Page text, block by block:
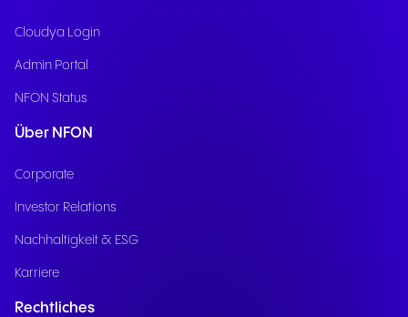
Cloudya Login
Admin Portal
NFON Status
Über NFON
Corporate
Investor Relations
Nachhaltigkeit & ESG
Karriere
Rechtliches